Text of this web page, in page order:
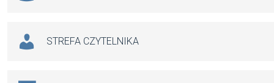
STREFA CZYTELNIKA